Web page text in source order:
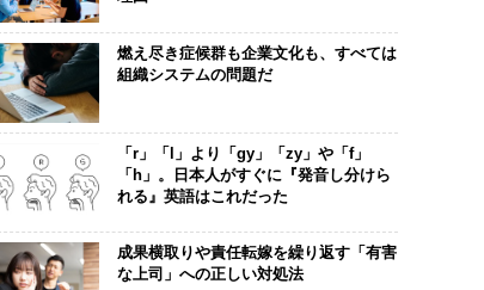
燃え尽き症候群も企業文化も、すべては
組織システムの問題だ
「r」「l」より「gy」「zy」や「f」
「h」。日本人がすぐに『発音し分けら
れる』英語はこれだった
成果横取りや責任転嫁を繰り返す「有害
な上司」への正しい対処法